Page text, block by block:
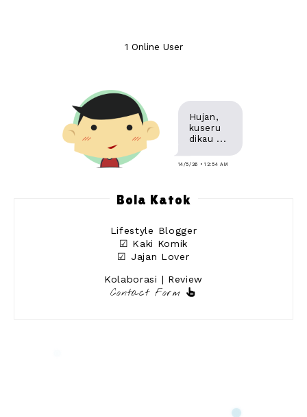
1 Online User
Hujan,
kuseru
dikau ...
14/5/26 • 12:54 AM
Bola Katok
Lifestyle Blogger
☑ Kaki Komik
☑ Jajan Lover
Kolaborasi | Review
Contact Form